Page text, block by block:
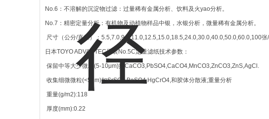
No.6：不溶解的沉淀物过滤：过量稀有金属分析、饮料及火yao分析。
No.7：精密定量分析：有机物及动植物样品中银，水银分析，微量稀有金属分析。
尺寸（公分/直径）：5.5,7.0,9.0,11.0,12.5,15.0,18.5,24.0,30.0,40.0,50.0,60.0,100张
日本TOYO ADVANTEC原装No.5C定量滤纸技术参数：
保留中等大少微粒(5-10μm)如CaCO3,PbSO4,CaCO4,MnCO3,ZnCO3,ZnS,AgCl.
收集细微微粒(<5μm)如SrSO4,BaSO4,HgCrO4,和胶体分散液;重量分析
重量(g/m2):118
厚度(mm):0.22